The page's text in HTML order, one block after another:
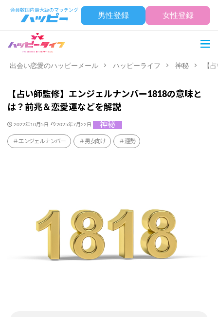
男性登録 女性登録
出会い恋愛のハッピーメール ハッピーライフ 神秘 【
【占い師監修】エンジェルナンバー1818の意味と
は？前兆＆恋愛運などを解説
2022年10月5日 2025年7月22日 神秘
エンジェルナンバー 男女向け 運勢